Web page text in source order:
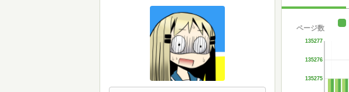
135275
135276
135277
ページ数